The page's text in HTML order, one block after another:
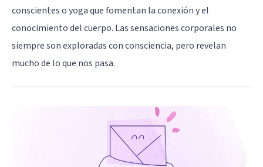
conscientes o yoga que fomentan la conexión y el
conocimiento del cuerpo. Las sensaciones corporales no
siempre son exploradas con consciencia, pero revelan
mucho de lo que nos pasa.